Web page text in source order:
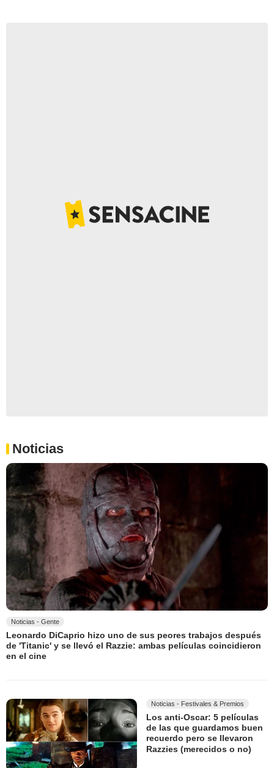
Noticias
Noticias - Gente
Leonardo DiCaprio hizo uno de sus peores trabajos después
de 'Titanic' y se llevó el Razzie: ambas películas coincidieron
en el cine
Noticias - Festivales & Premios
Los anti-Oscar: 5 películas
de las que guardamos buen
recuerdo pero se llevaron
Razzies (merecidos o no)